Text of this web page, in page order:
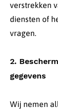
verstrekken
diensten of
vragen.
2.
gegevens
Wij nemen